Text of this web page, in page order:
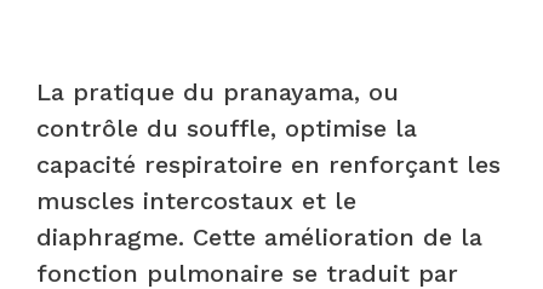
La pratique du pranayama, ou
contrôle du souffle, optimise la
capacité respiratoire en renforçant les
muscles intercostaux et le
diaphragme. Cette amélioration de la
fonction pulmonaire se traduit par